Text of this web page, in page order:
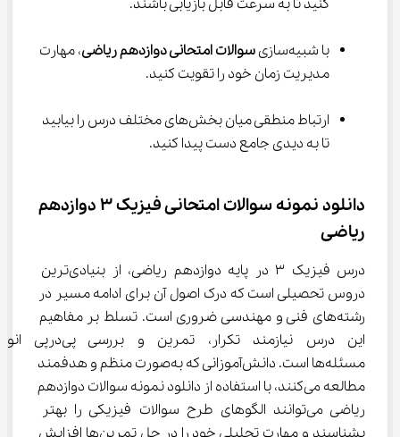
کنید تا به سرعت قابل بازیابی باشند.
با شبیه‌سازی سوالات امتحانی دوازدهم ریاضی، مهارت
مدیریت زمان خود را تقویت کنید.
ارتباط منطقی میان بخش‌های مختلف درس را بیابید
تا به دیدی جامع دست پیدا کنید.
دانلود نمونه سوالات امتحانی فیزیک ۳ دوازدهم
ریاضی
درس فیزیک ۳ در پایه دوازدهم ریاضی، از بنیادی‌ترین
دروس تحصیلی است که درک اصول آن برای ادامه مسیر در
رشته‌های فنی و مهندسی ضروری است. تسلط بر مفاهیم
این درس نیازمند تکرار، تمرین و بررسی
مسئله‌ها است. دانش‌آموزانی که به‌صورت منظم و هدفمند
مطالعه می‌کنند، با استفاده از دانلود نمونه سوالات دوازدهم
ریاضی می‌توانند الگوهای طرح سوالات فیزیکی را بهتر